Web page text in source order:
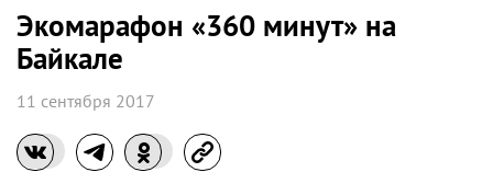
Экомарафон «360 минут» на
Байкале
11 сентября 2017